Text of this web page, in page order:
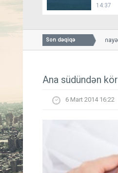
bağlayır
14:37
Son dəqiqə
Özəl bağçaların
Ana südündən
6 Mart 2014 16:22